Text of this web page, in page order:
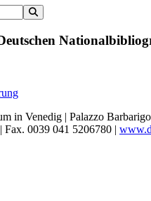
in Venedig | Palazzo
Fax. 0039 041 5206780 |